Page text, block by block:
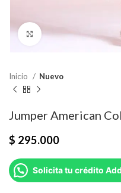
Click para agrandar
Inicio Nuevo
Jumper American
$ 295.000
Solicita tu crédito